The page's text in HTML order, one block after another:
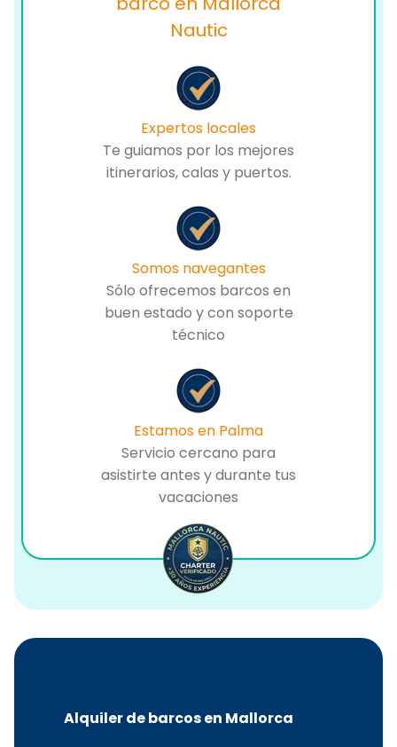
Nautic
Expertos locales
Te guiamos por los mejores
itinerarios, calas y puertos.
Somos navegantes
Sólo ofrecemos barcos en
buen estado y con soporte
técnico
Estamos en Palma
Servicio cercano para
asistirte antes y durante tus
vacaciones
Alquiler de barcos en Mallorca